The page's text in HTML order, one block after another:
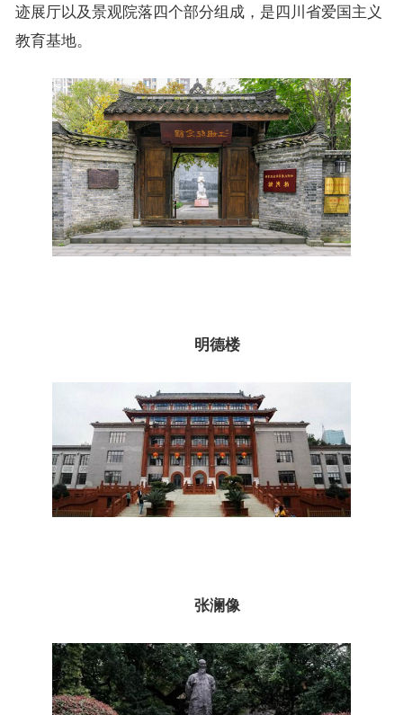
迹展厅以及景观院落四个部分组成，是四川省爱国主义
教育基地。
明德楼
张澜像